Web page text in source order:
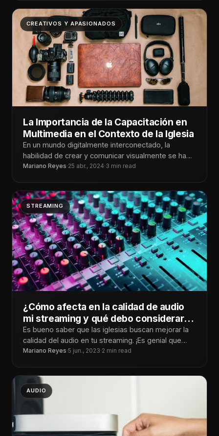
CREATIVOS Y APASIONADOS
La Importancia de la Capacitación en
Multimedia en el Contexto de la Iglesia
En un mundo digitalmente interconectado, la
habilidad de crear y comunicar visualmente se ha
vuelto esencial en casi todos los
Mariano Reyes·25 abr., 2024·3 min read
STREAMING
¿Cómo afecta en la calidad de audio
mi streaming y qué debo considerar
para tener un audio de buena calidad?
Es bueno saber que las iglesias buscan mejorar la
calidad del audio en tu streaming. ¡Es genial que
quieras sumergir
Mariano Reyes·5 jun., 2023·2 min read
AUDIO